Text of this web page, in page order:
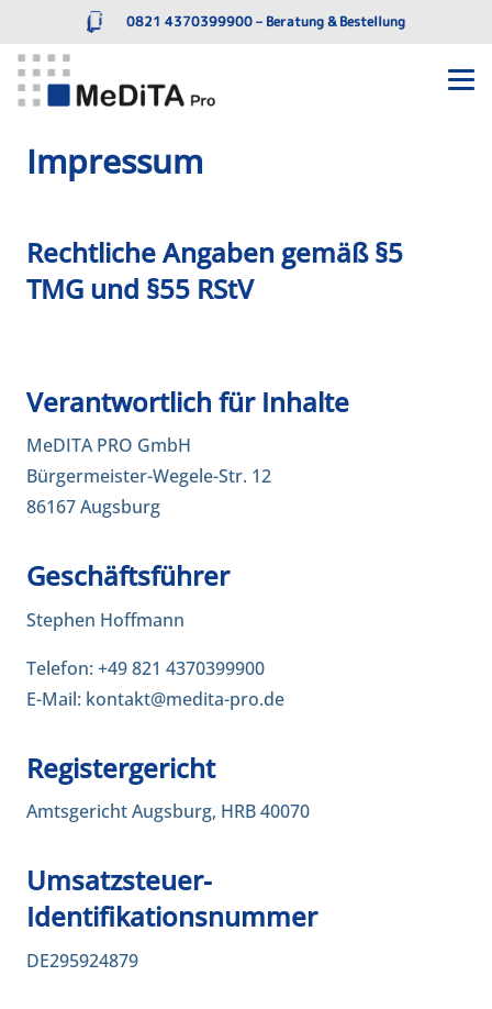
0821 4370399900– Beratung & Bestellung
Impressum
Rechtliche Angaben gemäß §5
TMG und §55 RStV
Verantwortlich für Inhalte
MeDITA PRO GmbH
Bürgermeister-Wegele-Str. 12
86167 Augsburg
Geschäftsführer
Stephen Hoffmann
Telefon: +49 821 4370399900
E-Mail: kontakt@medita-pro.de
Registergericht
Amtsgericht Augsburg, HRB 40070
Umsatzsteuer-
Identifikationsnummer
DE295924879